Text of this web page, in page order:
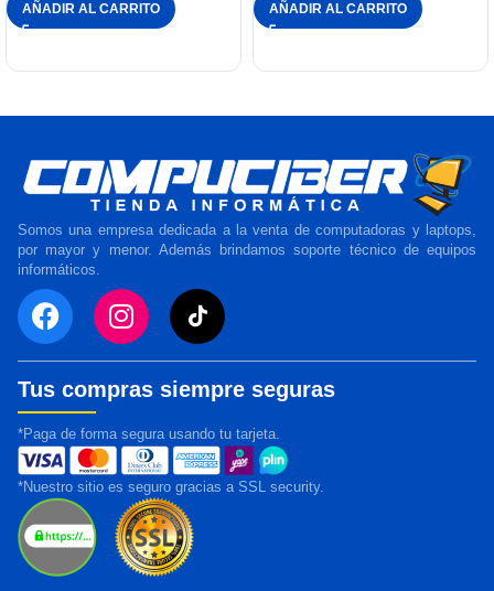
AÑADIR AL CARRITO AÑADIR AL CARRITO
Somos una empresa dedicada a la venta de computadoras y laptops,
por mayor y menor. Además brindamos soporte técnico de equipos
informáticos.
Tus compras siempre seguras
*Paga de forma segura usando tu tarjeta.
*Nuestro sitio es seguro gracias a SSL security.